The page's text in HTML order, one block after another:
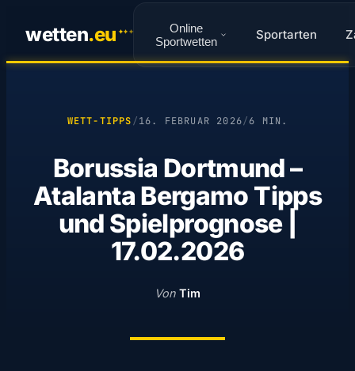
wetten.eu ✦✦ ✦
Online
Sportwetten
Sportarten
WETT-TIPPS/16. FEBRUAR 2026/6 MIN.
Borussia Dortmund –
Atalanta Bergamo Tipps
und Spielprognose |
17.02.2026
Von Tim